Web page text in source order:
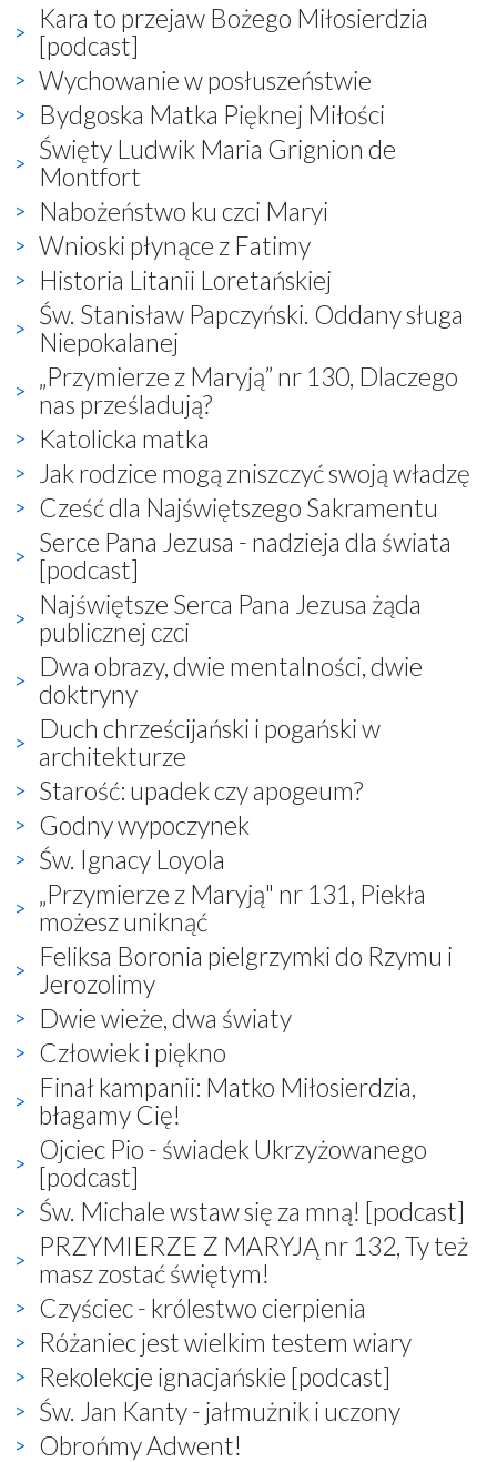
Kara to przejaw Bożego Miłosierdzia
[podcast]
Wychowanie w posłuszeństwie
Bydgoska Matka Pięknej Miłości
Święty Ludwik Maria Grignion de
Montfort
Nabożeństwo ku czci Maryi
Wnioski płynące z Fatimy
Historia Litanii Loretańskiej
Św. Stanisław Papczyński. Oddany sługa
Niepokalanej
„Przymierze z Maryją” nr 130, Dlaczego
nas prześladują?
Katolicka matka
Jak rodzice mogą zniszczyć swoją władzę
Cześć dla Najświętszego Sakramentu
Serce Pana Jezusa - nadzieja dla świata
[podcast]
Najświętsze Serca Pana Jezusa żąda
publicznej czci
Dwa obrazy, dwie mentalności, dwie
doktryny
Duch chrześcijański i pogański w
architekturze
Starość: upadek czy apogeum?
Godny wypoczynek
Św. Ignacy Loyola
„Przymierze z Maryją" nr 131, Piekła
możesz uniknąć
Feliksa Boronia pielgrzymki do Rzymu i
Jerozolimy
Dwie wieże, dwa światy
Człowiek i piękno
Finał kampanii: Matko Miłosierdzia,
błagamy Cię!
Ojciec Pio - świadek Ukrzyżowanego
[podcast]
Św. Michale wstaw się za mną! [podcast]
PRZYMIERZE Z MARYJĄ nr 132, Ty też
masz zostać świętym!
Czyściec - królestwo cierpienia
Różaniec jest wielkim testem wiary
Rekolekcje ignacjańskie [podcast]
Św. Jan Kanty - jałmużnik i uczony
Obrońmy Adwent!